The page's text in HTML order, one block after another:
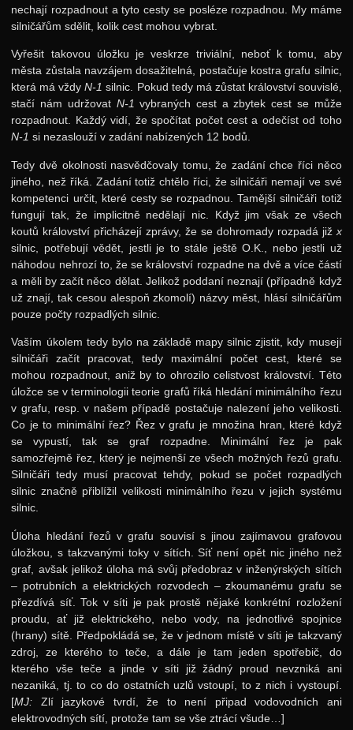
nechají rozpadnout a tyto cesty se posléze rozpadnou. My máme
silničářům sdělit, kolik cest mohou vybrat.
Vyřešit takovou úložku je veskrze triviální, neboť k tomu, aby
města zůstala navzájem dosažitelná, postačuje kostra grafu silnic,
která má vždyN-1 silnic. Pokud tedy má zůstat království souvislé,
stačí nám udržovat N-1 vybraných cest a zbytek cest se může
rozpadnout. Každý vidí, že spočítat počet cest a odečíst od toho
N-1 si nezaslouží v zadání nabízených 12 bodů.
Tedy dvě okolnosti nasvědčovaly tomu, že zadání chce říci něco
jiného, než říká. Zadání totiž chtělo říci, že silničáři nemají ve své
kompetenci určit, které cesty se rozpadnou. Tamější silničáři totiž
fungují tak, že implicitně nedělají nic. Když jim však ze všech
koutů království přicházejí zprávy, že se dohromady rozpadá již x
silnic, potřebují vědět, jestli je to stále ještě O.K., nebo jestli už
náhodou nehrozí to, že se království rozpadne na dvě a více částí
a měli by začít něco dělat. Jelikož poddaní neznají (případně když
už znají, tak cesou alespoň zkomolí) názvy měst, hlásí silničářům
pouze počty rozpadlých silnic.
Vaším úkolem tedy bylo na základě mapy silnic zjistit, kdy musejí
silničáři začít pracovat, tedy maximální počet cest, které se
mohou rozpadnout, aniž by to ohrozilo celistvost království. Této
úložce se v terminologii teorie grafů říká hledání minimálního řezu
v grafu, resp. v našem případě postačuje nalezení jeho velikosti.
Co je to minimální řez? Řez v grafu je množina hran, které když
se vypustí, tak se graf rozpadne. Minimální řez je pak
samozřejmě řez, který je nejmenší ze všech možných řezů grafu.
Silničáři tedy musí pracovat tehdy, pokud se počet rozpadlých
silnic značně přiblížil velikosti minimálního řezu v jejich systému
silnic.
Úloha hledání řezů v grafu souvisí s jinou zajímavou grafovou
úložkou, s takzvanými toky v sítích. Síť není opět nic jiného než
graf, avšak jelikož úloha má svůj předobraz v inženýrských sítích
– potrubních a elektrických rozvodech – zkoumanému grafu se
přezdívá síť. Tok v síti je pak prostě nějaké konkrétní rozložení
proudu, ať již elektrického, nebo vody, na jednotlivé spojnice
(hrany) sítě. Předpokládá se, že v jednom místě v síti je takzvaný
zdroj, ze kterého to teče, a dále je tam jeden spotřebič, do
kterého vše teče a jinde v síti již žádný proud nevzniká ani
nezaniká, tj. to co do ostatních uzlů vstoupí, to z nich i vystoupí.
[MJ: Zlí jazykové tvrdí, že to není připad vodovodních ani
elektrovodných sítí, protože tam se vše ztrácí všude…]